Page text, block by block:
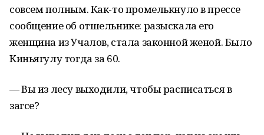
совсем полным. Как-то промелькнуло в прессе
сообщение об отшельнике: разыскала его
женщина из Учалов, стала законной женой. Было
Киньягулу тогда за 60.
— Вы из лесу выходили, чтобы расписаться в
загсе?